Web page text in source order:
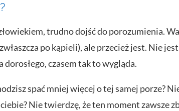
trudno dojść do porozumienia.
po kąpieli), ale przecież jest. Nie
czasem tak to wygląda.
spać mniej więcej o tej samej porze?
ciebie? Nie twierdzę, że ten moment zawsze